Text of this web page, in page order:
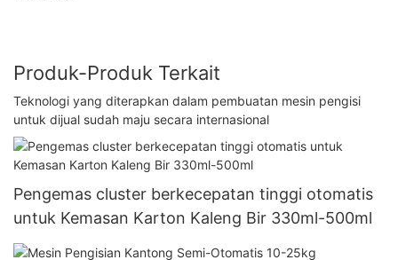
Produk-Produk Terkait
Teknologi yang diterapkan dalam pembuatan mesin pengisi
untuk dijual sudah maju secara internasional
Pengemas cluster berkecepatan tinggi otomatis
untuk Kemasan Karton Kaleng Bir 330ml-500ml